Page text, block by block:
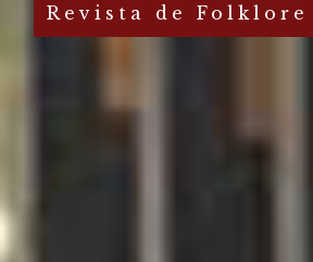
Revista de Folklore